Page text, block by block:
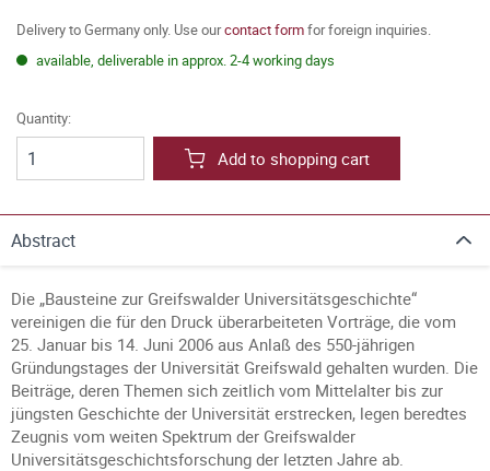
Delivery to Germany only. Use ourcontact formfor foreign inquiries.
available, deliverable in approx. 2-4 working days
Quantity:
Add to shopping cart
Abstract
Die „Bausteine zur Greifswalder Universitätsgeschichte“
vereinigen die für den Druck überarbeiteten Vorträge, die vom
25. Januar bis 14. Juni 2006 aus Anlaß des 550-jährigen
Gründungstages der Universität Greifswald gehalten wurden. Die
Beiträge, deren Themen sich zeitlich vom Mittelalter bis zur
jüngsten Geschichte der Universität erstrecken, legen beredtes
Zeugnis vom weiten Spektrum der Greifswalder
Universitätsgeschichtsforschung der letzten Jahre ab.